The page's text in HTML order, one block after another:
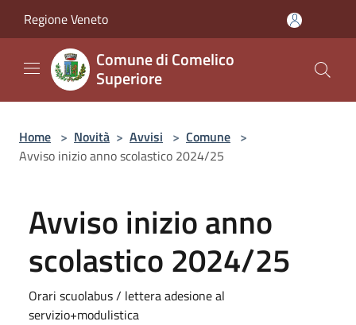
Regione Veneto
Comune di Comelico
Superiore
Home > Novità > Avvisi > Comune >
Avviso inizio anno scolastico 2024/25
Avviso inizio anno
scolastico 2024/25
Orari scuolabus / lettera adesione al
servizio+modulistica